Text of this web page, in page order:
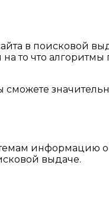
в поисковой
то что
сможете
информацию
выдаче.